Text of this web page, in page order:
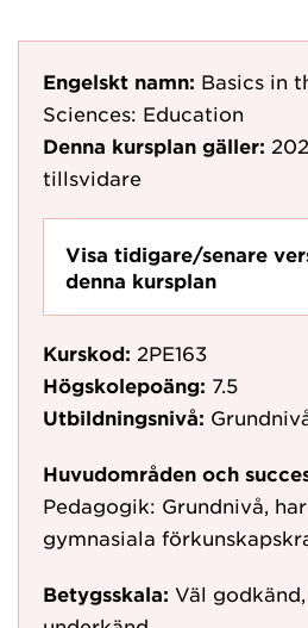
Engelskt namn: Basics in
Sciences: Education
Denna kursplan gäller:
tillsvidare
Visa tidigare/senare
denna kursplan
Kurskod: 2PE163
Högskolepoäng: 7.5
Utbildningsnivå:
Huvudområden och
Pedagogik: Grundnivå,
gymnasiala
Betygsskala: Väl